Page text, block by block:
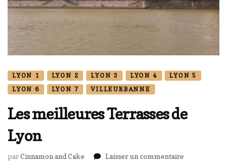
LYON 1 LYON 2 LYON 3 LYON 4
LYON 5
LYON 6
LYON 7 VILLEURBANNE
Les meilleures Terrasses de
Lyon
parCinnamon and Cake Laisser un commentaire